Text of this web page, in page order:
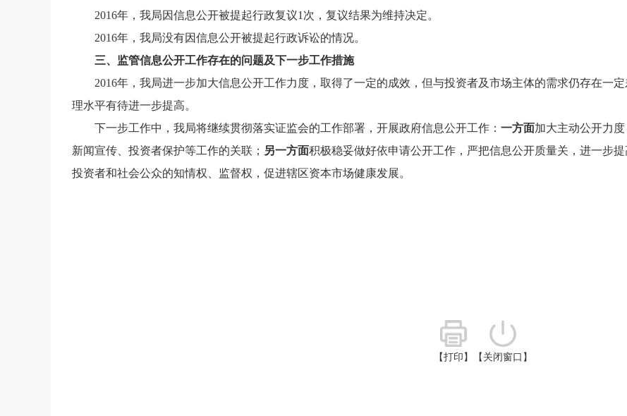
2016年，我局因信息公开被提起行政复议1次，复议结果为维持决定。
2016年，我局没有因信息公开被提起行政诉讼的情况。
三、监管信息公开工作存在的问题及下一步工作措施
2016年，我局进一步加大信息公开工作力度，取得了一定的成效，但与投资者及市场主体的需求仍存在一
理水平有待进一步提高。
下一步工作中，我局将继续贯彻落实证监会的工作部署，开展政府信息公开工作： 一方面加大主动公开力
新闻宣传、投资者保护等工作的关联； 另一方面积极稳妥做好依申请公开工作，严把信息公开质量关，进一步
投资者和社会公众的知情权、监督权，促进辖区资本市场健康发展。
【打印】 【关闭窗口】